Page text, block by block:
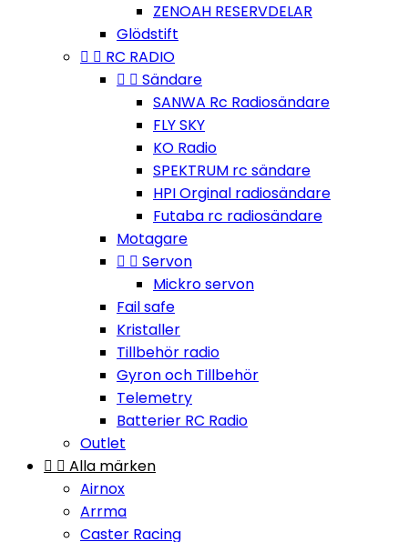
ZENOAH RESERVDELAR
Glödstift
  RC RADIO
  Sändare
SANWA Rc Radiosändare
FLY SKY
KO Radio
SPEKTRUM rc sändare
HPI Orginal radiosändare
Futaba rc radiosändare
Motagare
  Servon
Mickro servon
Fail safe
Kristaller
Tillbehör radio
Gyron och Tillbehör
Telemetry
Batterier RC Radio
Outlet
  Alla märken
Airnox
Arrma
Caster Racing